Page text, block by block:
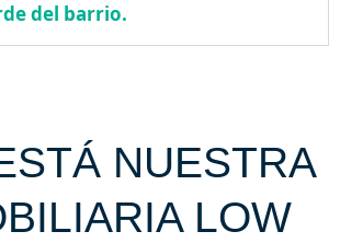
del barrio.
NUESTRA
LOW